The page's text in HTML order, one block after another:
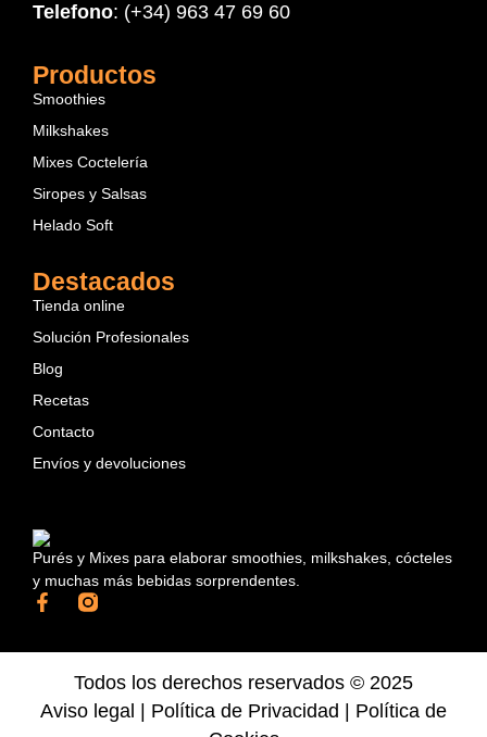
Purés y Mixes para elaborar smoothies, milkshakes, cócteles
y muchas más bebidas sorprendentes.
Productos
Smoothies
Milkshakes
Mixes Coctelería
Siropes y Salsas
Helado Soft
Destacados
Tienda online
Solución Profesionales
Blog
Recetas
Contacto
Envíos y devoluciones
Telefono: (+34) 963 47 69 60
Todos los derechos reservados © 2025
Aviso legal
Política de Privacidad
Política de